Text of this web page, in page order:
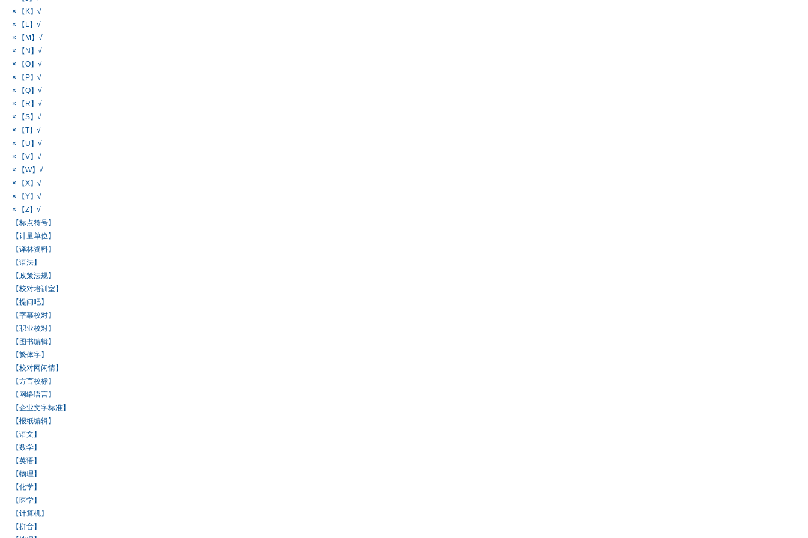
× 【K】√
× 【L】√
× 【M】√
× 【N】√
× 【O】√
× 【P】√
× 【Q】√
× 【R】√
× 【S】√
× 【T】√
× 【U】√
× 【V】√
× 【W】√
× 【X】√
× 【Y】√
× 【Z】√
【标点符号】
【计量单位】
【译林资料】
【语法】
【政策法规】
【校对培训室】
【提问吧】
【字幕校对】
【职业校对】
【图书编辑】
【繁体字】
【校对网闲情】
【方言校标】
【网络语言】
【企业文字标准】
【报纸编辑】
【语文】
【数学】
【英语】
【物理】
【化学】
【医学】
【计算机】
【拼音】